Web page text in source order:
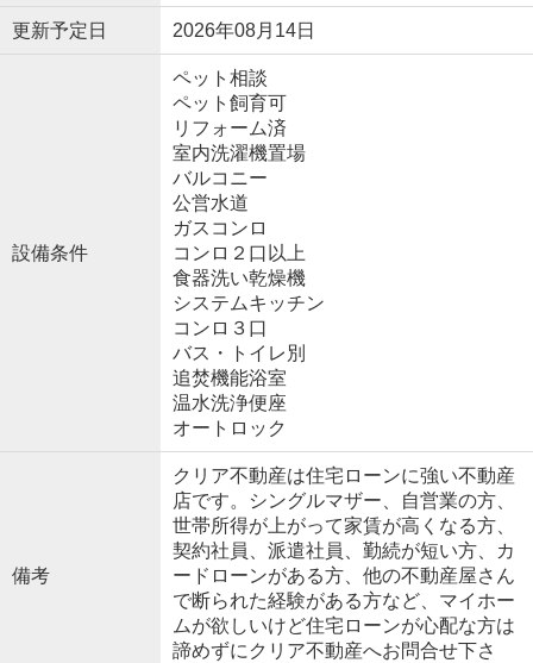
更新予定日 2026年08月14日
設備条件
ペット相談
ペット飼育可
リフォーム済
室内洗濯機置場
バルコニー
公営水道
ガスコンロ
コンロ２口以上
食器洗い乾燥機
システムキッチン
コンロ３口
バス・トイレ別
追焚機能浴室
温水洗浄便座
オートロック
備考
クリア不動産は住宅ローンに強い不動産
店です。シングルマザー、自営業の方、
世帯所得が上がって家賃が高くなる方、
契約社員、派遣社員、勤続が短い方、カ
ードローンがある方、他の不動産屋さん
で断られた経験がある方など、マイホー
ムが欲しいけど住宅ローンが心配な方は
諦めずにクリア不動産へお問合せ下さ